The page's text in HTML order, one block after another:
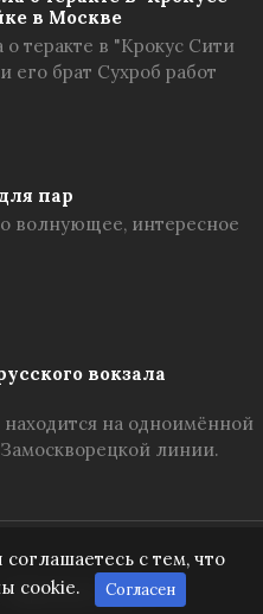
в Москве
теракте в "Крокус Сити
брат Сухроб работ
пар
волнующее, интересное
вокзала
на одноимённой
линии.
Обратная связь
соглашаетесь с тем, что
cookie.
Согласен